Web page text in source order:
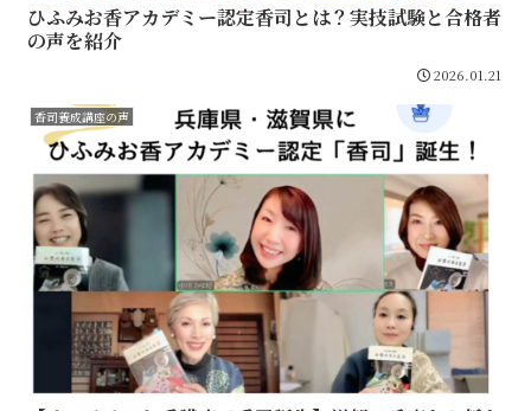
ひふみお香アカデミー認定香司とは？実技試験と合格者
の声を紹介
2026.01.21
香司養成講座の声